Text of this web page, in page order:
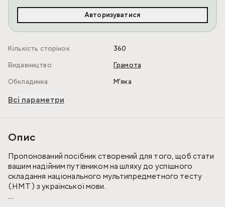
Авторизуватися
Кількість сторінок
360
Видавництво
Грамота
Обкладинка
М'яка
Всі параметри
Опис
Пропонований посібник створений для того, щоб стати
вашим надійним путівником на шляху до успішного
складання національного мультипредметного тесту
(НМТ) з української мови.